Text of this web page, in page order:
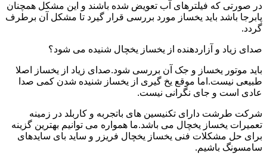
در صورتی که فیلترهای آب تعویض شده باشند و این مشکل همچنان
پابرجا باشد باید یخساز مورد بررسی قرار گیرد تا مشکل آن برطرف
گردد.
صدای زیاد و آزاردهنده از یخساز یخچال شنیده می شود؟
باید موتور یخساز و جک آن بررسی شود.صدای زیاد از یخساز اصلا
طبیعی نیست.اما موقع یخ گیری از یخساز شنیده شدن کمی صدا
عادی است و جای نگرانی نیست.
شرکت طرشت دارای تکنیسین های باتجربه و کاربلد در زمینه
تعمیرات یخساز یخچال می باشد.ما همواره می توانیم بهترین گزینه
برای حل مشکلات فنی یخساز یخچال فریزر و ساید بای سایدهای
سامسونگ باشیم.